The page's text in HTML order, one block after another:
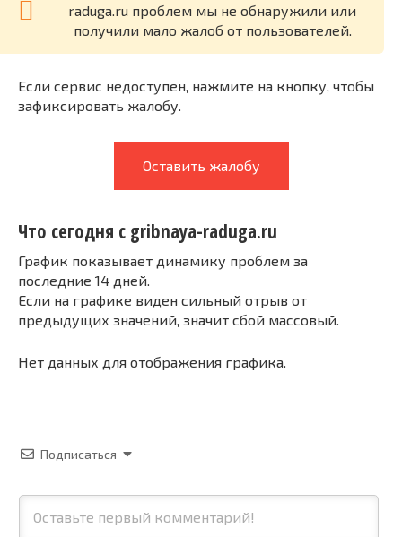
raduga.ru проблем мы не обнаружили или
получили мало жалоб от пользователей.
Если сервис недоступен, нажмите на кнопку, чтобы
зафиксировать жалобу.
Оставить жалобу
Что сегодня с gribnaya-raduga.ru
График показывает динамику проблем за
последние 14 дней.
Если на графике виден сильный отрыв от
предыдущих значений, значит сбой массовый.
Нет данных для отображения графика.
Подписаться